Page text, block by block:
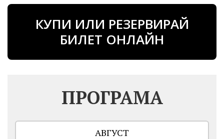
КУПИ ИЛИ РЕЗЕРВИРАЙ
БИЛЕТ ОНЛАЙН
ПРОГРАМА
АВГУСТ